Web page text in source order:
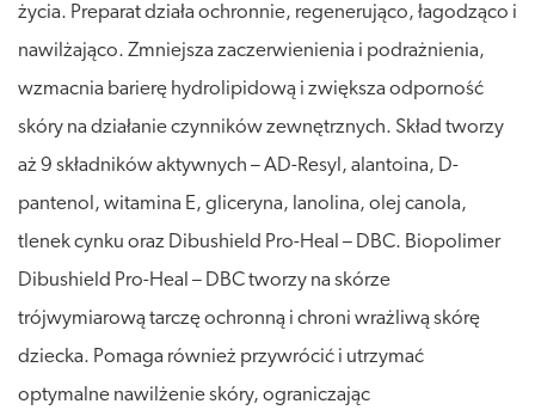
życia. Preparat działa ochronnie, regenerująco, łagodząco i
nawilżająco. Zmniejsza zaczerwienienia i podrażnienia,
wzmacnia barierę hydrolipidową i zwiększa odporność
skóry na działanie czynników zewnętrznych. Skład tworzy
aż 9 składników aktywnych – AD-Resyl, alantoina, D-
pantenol, witamina E, gliceryna, lanolina, olej canola,
tlenek cynku oraz Dibushield Pro-Heal – DBC. Biopolimer
Dibushield Pro-Heal – DBC tworzy na skórze
trójwymiarową tarczę ochronną i chroni wrażliwą skórę
dziecka. Pomaga również przywrócić i utrzymać
optymalne nawilżenie skóry, ograniczając